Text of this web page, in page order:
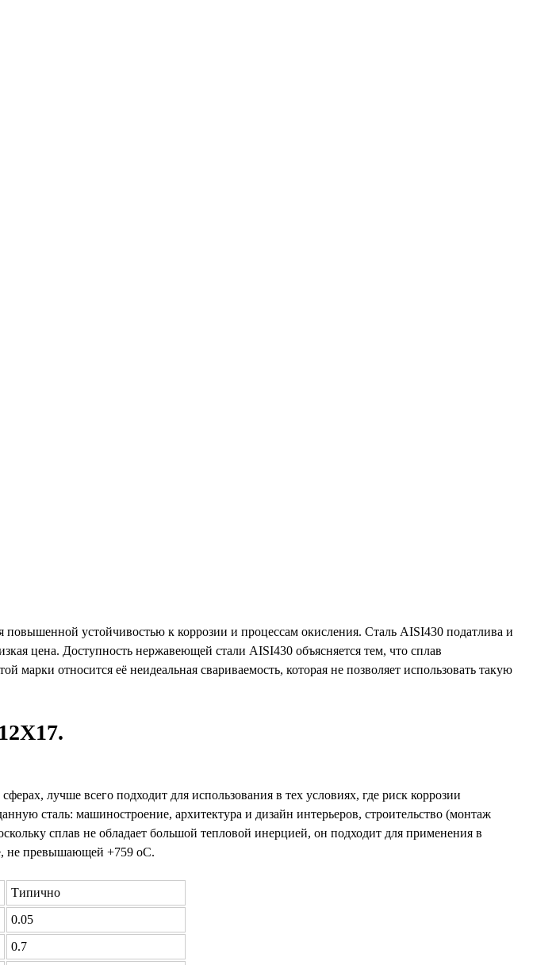
повышенной устойчивостью к коррозии и процессам окисления. Сталь AISI430 податлива и
цена. Доступность нержавеющей стали AISI430 объясняется тем, что сплав
марки относится её неидеальная свариваемость, которая не позволяет использовать такую
лучше всего подходит для использования в тех условиях, где риск коррозии
сталь: машиностроение, архитектура и дизайн интерьеров, строительство (монтаж
сплав не обладает большой тепловой инерцией, он подходит для применения в
не превышающей +759 оC.
Типично
0.05
0.7